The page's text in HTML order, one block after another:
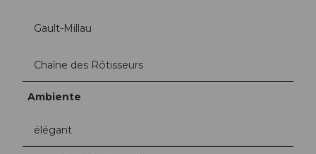
Gault-Millau
Chaîne des Rôtisseurs
Ambiente
élégant